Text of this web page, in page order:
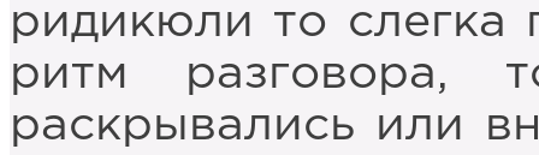
ридикюли то слегка
ритм разговора,
раскрывались или